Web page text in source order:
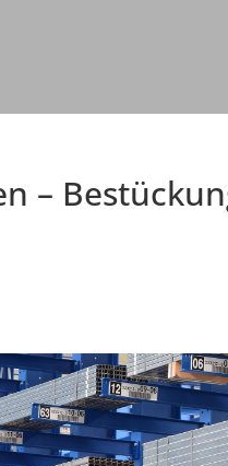
–